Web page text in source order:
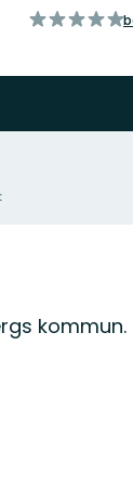
av
kommun.